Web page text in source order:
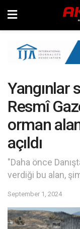
Yangınlar
Resmî
orman
açıldı
"Daha önce
verdiği bu alan,
September 1, 2024